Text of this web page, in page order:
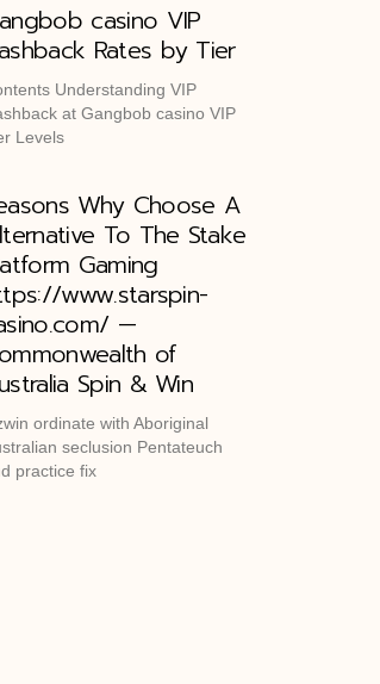
casino VIP
Rates by Tier
Understanding VIP
at Gangbob casino VIP
Levels
Why Choose A
To The Stake
Gaming
www.starspin-
—
of
Spin & Win
ordinate with Aboriginal
seclusion Pentateuch
practice fix